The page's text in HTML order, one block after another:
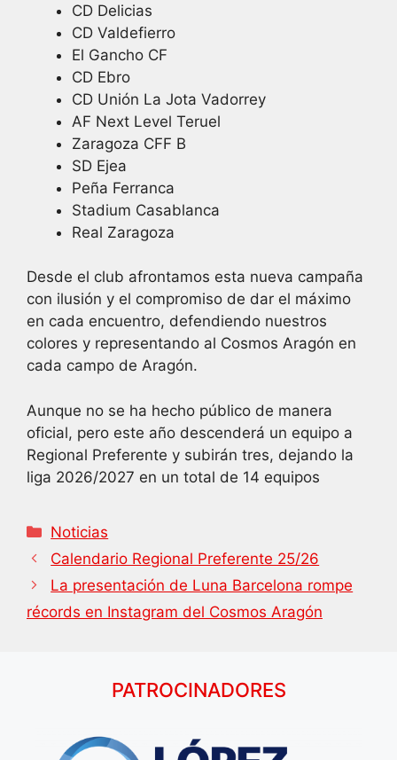
CD Delicias
CD Valdefierro
El Gancho CF
CD Ebro
CD Unión La Jota Vadorrey
AF Next Level Teruel
Zaragoza CFF B
SD Ejea
Peña Ferranca
Stadium Casablanca
Real Zaragoza
Desde el club afrontamos esta nueva campaña
con ilusión y el compromiso de dar el máximo
en cada encuentro, defendiendo nuestros
colores y representando al Cosmos Aragón en
cada campo de Aragón.
Aunque no se ha hecho público de manera
oficial, pero este año descenderá un equipo a
Regional Preferente y subirán tres, dejando la
liga 2026/2027 en un total de 14 equipos
Categorías
Noticias
Calendario Regional Preferente 25/26
La presentación de Luna Barcelona rompe
récords en Instagram del Cosmos Aragón
PATROCINADORES